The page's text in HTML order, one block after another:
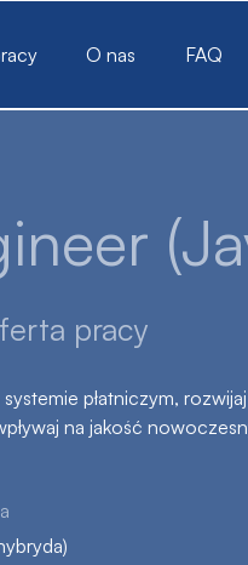
O nas FAQ
pracy
płatniczym,
na jakość